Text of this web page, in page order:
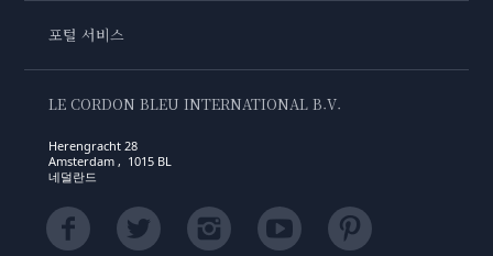
포털 서비스
LE CORDON BLEU INTERNATIONAL B.V.
Herengracht 28
Amsterdam , 1015 BL
네덜란드